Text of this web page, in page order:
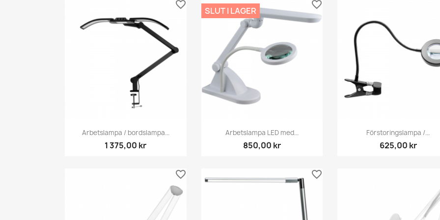
Snabbvy
Arbetslampa / bordslampa...
1 375,00 kr
favorite_border
Snabbvy
Arbetslampa LED med...
850,00 kr
SLUT I LAGER
favorite_border
Snabbvy
Förstoringslampa /...
625,00 kr
favorite_border favorite_border